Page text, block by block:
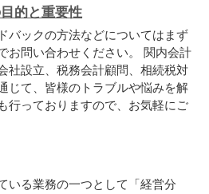
的と重要性
バックの方法などについてはまず
お問い合わせください。 関内会計
社設立、税務会計顧問、相続税対
じて、皆様のトラブルや悩みを解
行っておりますので、お気軽にご
いる業務の一つとして「経営分